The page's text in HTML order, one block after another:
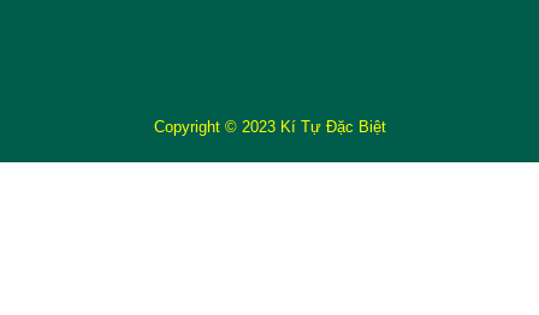
Copyright © 2023 Kí Tự Đặc Biệt